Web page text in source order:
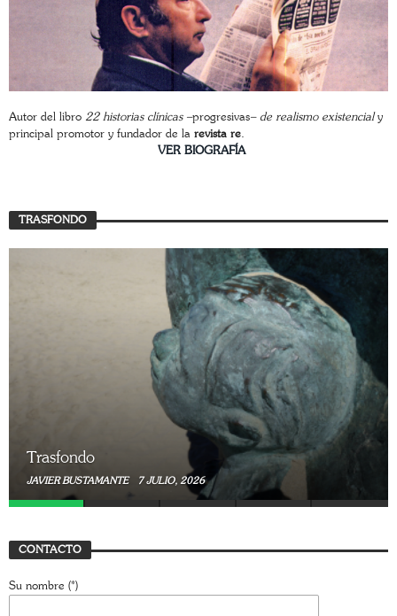
Autor del libro 22 historias clínicas –progresivas– de realismo existencialy
principal promotor y fundador de la revista re.
VER BIOGRAFÍA
TRASFONDO
Trasfondo
JAVIER BUSTAMANTE 7 JULIO, 2026
CONTACTO
Su nombre (*)